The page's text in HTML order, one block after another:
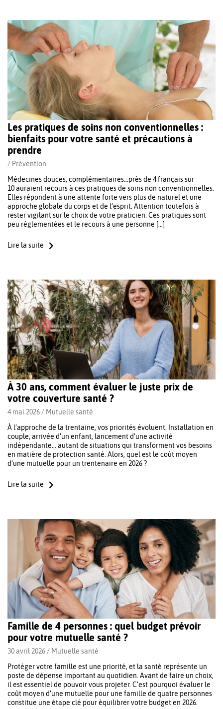
Les pratiques de soins non conventionnelles :
bienfaits pour votre santé et précautions à
prendre
/ Prévention
Médecines douces, complémentaires…près de 4 français sur
10 auraient recours à ces pratiques de soins non conventionnelles.
Elles répondent à une attente forte vers plus de naturel et une
approche globale du corps et de l’esprit. Attention toutefois à
rester vigilant sur le choix de votre praticien. Ces pratiques sont
peu réglementées et le recours à une personne […]
Lire la suite
À 30 ans, comment évaluer le juste prix de
votre couverture santé ?
4 mai 2026 / Mutuelle santé
À l’approche de la trentaine, vos priorités évoluent. Installation en
couple, arrivée d’un enfant, lancement d’une activité
indépendante… autant de situations qui transforment vos besoins
en matière de protection santé. Alors, quel est le coût moyen
d’une mutuelle pour un trentenaire en 2026 ?
Lire la suite
Famille de 4 personnes : quel budget prévoir
pour votre mutuelle santé ?
30 avril 2026 / Mutuelle santé
Protéger votre famille est une priorité, et la santé représente un
poste de dépense important au quotidien. Avant de faire un choix,
il est essentiel de pouvoir vous projeter. C’est pourquoi évaluer le
coût moyen d’une mutuelle pour une famille de quatre personnes
constitue une étape clé pour équilibrer votre budget en 2026.